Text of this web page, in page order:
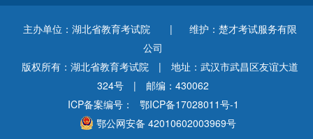
主办单位：湖北省教育考试院 |
维护：楚才考试服务有限
公司
版权所有：湖北省教育考试院
|
地址：武汉市武昌区友谊大道
324号
|
邮编：430062
ICP备案编号：
鄂ICP备17028011号-1
鄂公网安备 42010602003969号